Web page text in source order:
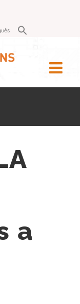
Search
for:
a